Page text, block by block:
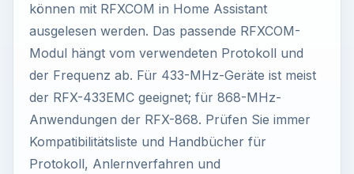
können mit RFXCOM in Home Assistant
ausgelesen werden. Das passende RFXCOM-
Modul hängt vom verwendeten Protokoll und
der Frequenz ab. Für 433-MHz-Geräte ist meist
der RFX-433EMC geeignet; für 868-MHz-
Anwendungen der RFX-868. Prüfen Sie immer
Kompatibilitätsliste und Handbücher für
Protokoll, Anlernverfahren und